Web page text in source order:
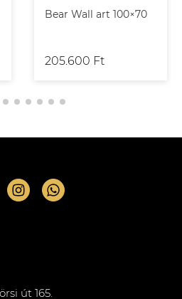
Bear Wall art 100×70
205.600 Ft
út 165.